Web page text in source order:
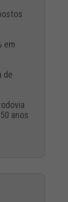
em
de
anos